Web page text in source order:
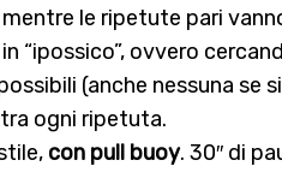
le ripetute pari
“ipossico”, ovvero
(anche nessuna se
tra ogni ripetuta.
con pull buoy. 30″ di